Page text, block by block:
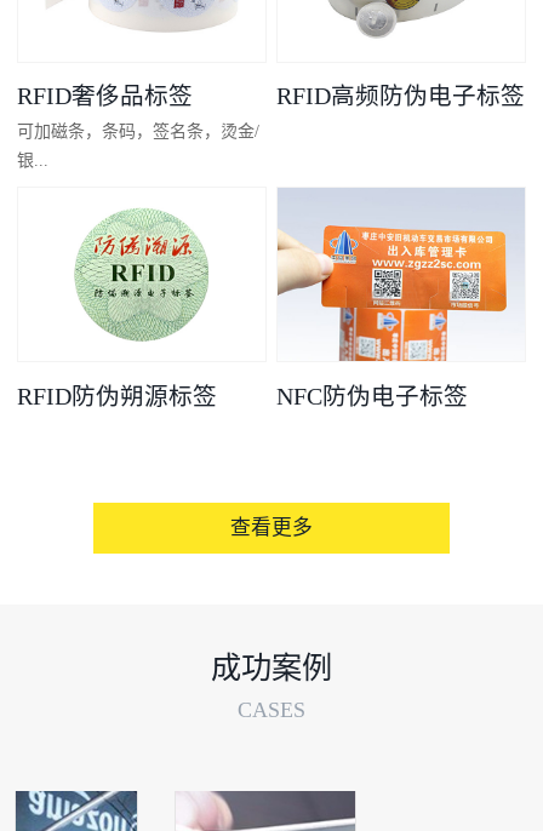
RFID奢侈品标签
可加磁条，条码，签名条，烫金/
银...
凸码，金/银底
RFID高频防伪电子标签
RFID防伪朔源标签 NFC防伪电子标签
查看更多
成功案例
CASES